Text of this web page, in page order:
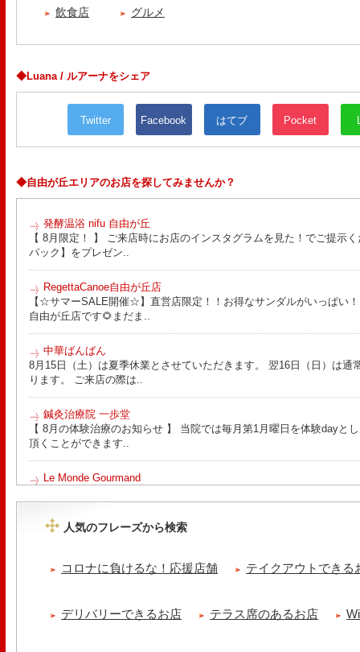
飲食店 グルメ
◆Luana / ルアーナをシェア
Twitter Facebook はてブ Pocket
◆自由が丘エリアのお店を探してみませんか？
発酵温浴 nifu 自由が丘
【 8月限定！ 】 ご来店時にお店のインスタグラムを見た！でご提示
パック】をプレゼン..
RegettaCanoe自由が丘店
【☆サマーSALE開催☆】直営店限定！！お得なサンダルがいっぱい
自由が丘店です🌻まだま..
中華ばんばん
8月15日（土）は夏季休業とさせていただきます。 翌16日（日）は通
ります。 ご来店の際は..
鍼灸治療院 一歩堂
【 8月の体験治療のお知らせ 】 当院では毎月第1月曜日を体験dayと
頂くことができます..
Le Monde Gourmand
ッコラサラダをそえて)手..
【 平日限定ランチメニュー 】 ワンプレートランチ登場！！パスタや
人気のフレーズから検索
コロナに負けるな！応援店舗 テイクアウトできる
デリバリーできるお店 テラス席のあるお店